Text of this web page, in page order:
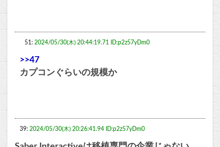
51: 2024/05/30(木) 20:44:19.71 ID:p2z57yDm0
>>47
カプコンぐらいの規模か
39: 2024/05/30(木) 20:26:41.94 ID:p2z57yDm0